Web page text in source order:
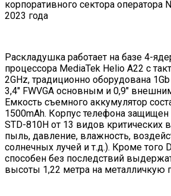
Раскладушка работает на базе 4-
процессора MediaTek Helio A22 с
2GHz, традиционно оборудована 1Gb
3,4″ FWVGA основным и 0,9″
Емкость съемного аккумулятор
1500mAh. Корпус телефона защищен
STD-810H от 13 видов критических
пыль, давление, влажность,
солнечных лучей и т.д.). Кроме того
способен без последствий
высоты 1,22 метра на металличкую